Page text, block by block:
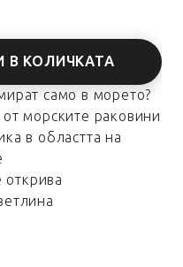
В КОЛИЧКАТА
само в морето?
морските раковини
в областта на
открива